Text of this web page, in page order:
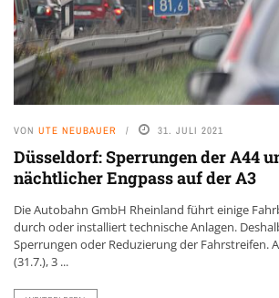
VON UTE NEUBAUER 31. JULI 2021
Düsseldorf: Sperrungen der A44
nächtlicher Engpass auf der A3
Die Autobahn GmbH Rheinland führt einige
durch oder installiert technische Anlagen.
Sperrungen oder Reduzierung der Fahrstreifen.
(31.7.), 3 ...